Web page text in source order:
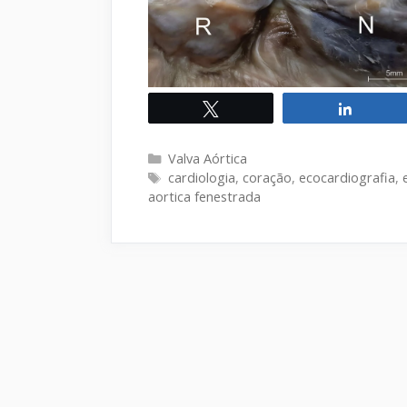
Categorias
Valva Aórtica
Tags
cardiologia, coração, ecocardiografia,
aortica fenestrada